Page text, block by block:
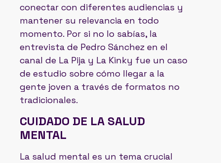
conectar con diferentes audiencias y
mantener su relevancia en todo
momento. Por si no lo sabías, la
entrevista de Pedro Sánchez en el
canal de La Pija y La Kinky fue un caso
de estudio sobre cómo llegar a la
gente joven a través de formatos no
tradicionales.
CUIDADO DE LA SALUD
MENTAL
La salud mental es un tema crucial